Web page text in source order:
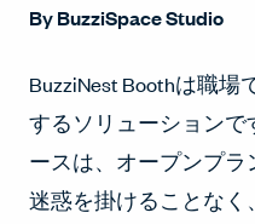
ByBuzziSpace Studio
BuzziNest Boothは職
するソリューション
ースは、オープンプ
迷惑を掛けることな